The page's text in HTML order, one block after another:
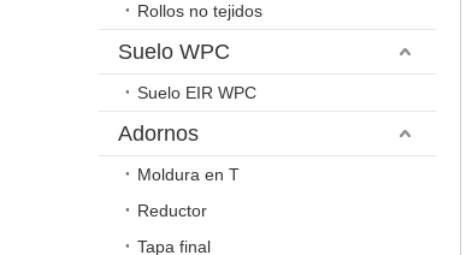
Rollos no tejidos
Suelo WPC
Suelo EIR WPC
Adornos
Moldura en T
Reductor
Tapa final